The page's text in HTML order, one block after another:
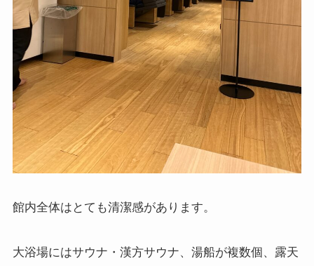
館内全体はとても清潔感があります。
大浴場にはサウナ・漢方サウナ、湯船が複数個、露天